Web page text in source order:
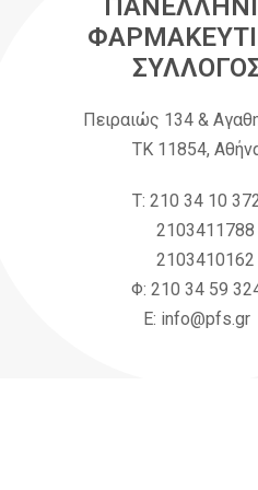
Πειραιώς 134 &
ΤΚ 11854,
Τ: 210 34 10
2103411788
2103410162
Φ: 210 34 59
Ε: info@pfs.gr